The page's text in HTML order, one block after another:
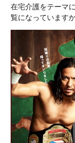
在宅介護をテーマ
覧になっています